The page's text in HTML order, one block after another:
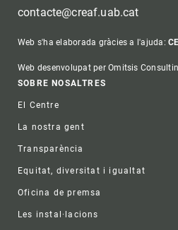
contacte@creaf.uab.cat
Web s'ha elaborada gràcies a l'ajuda:
Web desenvolupat per Omitsis
Footer
SOBRE NOSALTRES
El Centre
La nostra gent
Transparència
Equitat, diversitat i igualtat
Oficina de premsa
Les instal·lacions